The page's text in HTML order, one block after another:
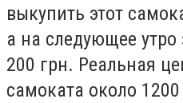
выкупить этот
а на следующее утро
200 грн. Реальная
самоката около